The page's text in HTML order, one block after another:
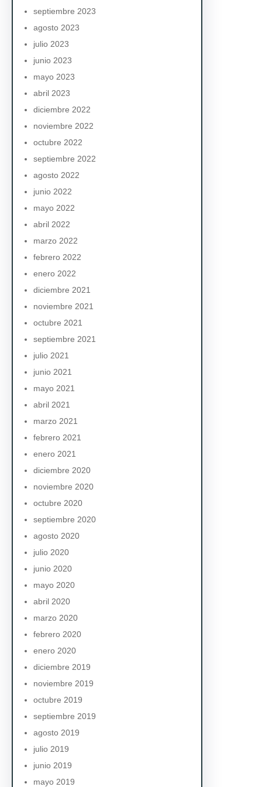
septiembre 2023
agosto 2023
julio 2023
junio 2023
mayo 2023
abril 2023
diciembre 2022
noviembre 2022
octubre 2022
septiembre 2022
agosto 2022
junio 2022
mayo 2022
abril 2022
marzo 2022
febrero 2022
enero 2022
diciembre 2021
noviembre 2021
octubre 2021
septiembre 2021
julio 2021
junio 2021
mayo 2021
abril 2021
marzo 2021
febrero 2021
enero 2021
diciembre 2020
noviembre 2020
octubre 2020
septiembre 2020
agosto 2020
julio 2020
junio 2020
mayo 2020
abril 2020
marzo 2020
febrero 2020
enero 2020
diciembre 2019
noviembre 2019
octubre 2019
septiembre 2019
agosto 2019
julio 2019
junio 2019
mayo 2019